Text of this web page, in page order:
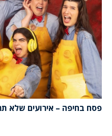
פסח בחיפה – אירועים שלא